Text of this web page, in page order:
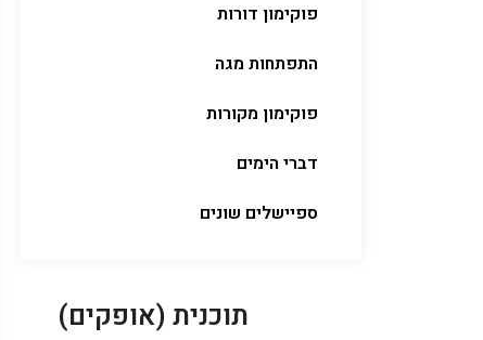
פוקימון דורות
התפתחות מגה
פוקימון מקורות
דברי הימים
ספיישלים שונים
תוכנית (אופקים)